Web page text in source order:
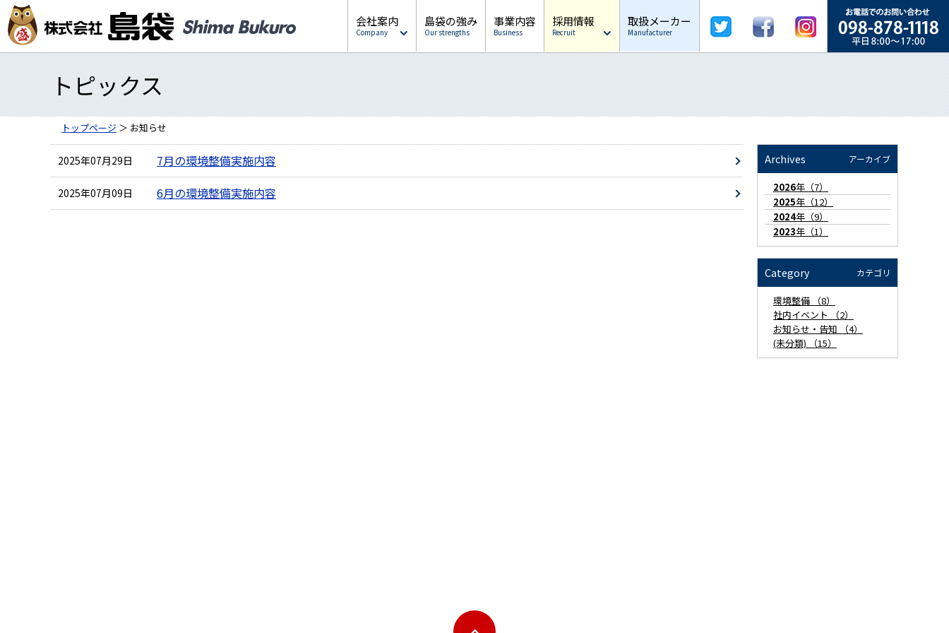
会社案内
Company
島袋の強み
Our strengths
事業内容
Business
採用情報
Recruit
取扱メーカー
Manufacturer
トピックス
トップページ ＞ お知らせ
2025年07月29日 7月の環境整備実施内容
2025年07月09日 6月の環境整備実施内容
Archives アーカイブ
2026年（7）
2025年（12）
2024年（9）
2023年（1）
Category カテゴリ
環境整備 （8）
社内イベント （2）
お知らせ・告知 （4）
(未分類) （15）